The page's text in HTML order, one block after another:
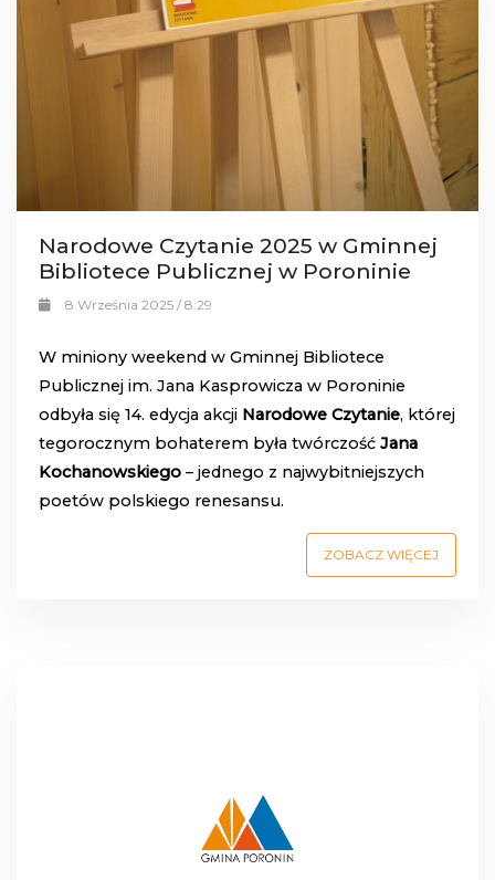
Narodowe Czytanie 2025 w Gminnej
Bibliotece Publicznej w Poroninie
8 Września 2025 / 8:29
W miniony weekend w Gminnej Bibliotece
Publicznej im. Jana Kasprowicza w Poroninie
odbyła się 14. edycja akcji Narodowe Czytanie, której
tegorocznym bohaterem była twórczość Jana
Kochanowskiego – jednego z najwybitniejszych
poetów polskiego renesansu.
ZOBACZ WIĘCEJ